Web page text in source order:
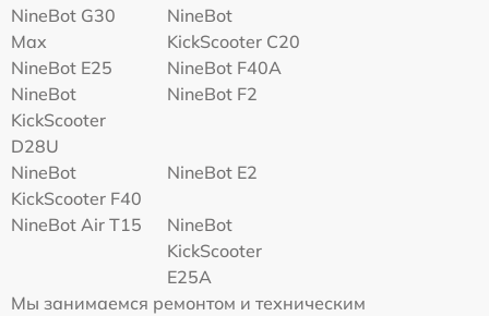
NineBot G30
Max
NineBot
KickScooter C20
NineBot E25
NineBot F40A
NineBot
KickScooter
D28U
NineBot F2
NineBot
KickScooter F40
NineBot E2
NineBot Air T15
NineBot
KickScooter
E25A
Мы занимаемся ремонтом и техническим